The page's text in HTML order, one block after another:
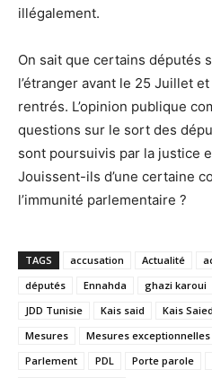
illégalement.
On sait que certains députés
l’étranger avant le 25 Juillet
rentrés. L’opinion publique
questions sur le sort des
sont poursuivis par la justice
Jouissent-ils d’une certaine
l’immunité parlementaire ?
TAGS accusation Actualité
députés
Ennahda ghazi karoui
JDD Tunisie
Kais said Kais Saied
Mesures
Mesures exceptionnelles
Parlement
PDL Porte parole